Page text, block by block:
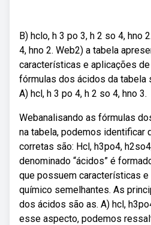
B) hclo, h 3 po 3, h 2 so 4, hno
4, hno 2. Web2) a tabela
características e aplicações
fórmulas dos ácidos da tabela
A) hcl, h 3 po 4, h 2 so 4, hno 3.
Webanalisando as fórmulas
na tabela, podemos identificar
corretas são: Hcl, h3po4,
denominado “ácidos” é
que possuem características
químico semelhantes. As
dos ácidos são as. A) hcl,
esse aspecto, podemos